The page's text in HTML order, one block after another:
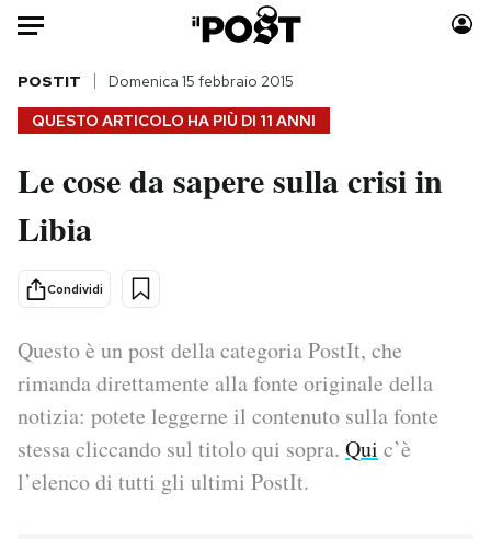
Auto
HOME
Italia
Politica
Tecnologia
Internet
Scienza
Cultura
Moda
Media
Europa
QUESTO ARTICOLO HA PIÙ DI 11 ANNI
POSTIT Domenica 15 febbraio 2015
Le cose da sapere sulla crisi in
Libia
Condividi
Questo è un post della categoria PostIt, che
rimanda direttamente alla fonte originale della
notizia: potete leggerne il contenuto sulla fonte
stessa cliccando sul titolo qui sopra. Qui c’è
l’elenco di tutti gli ultimi PostIt.